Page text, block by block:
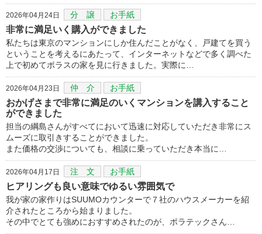
2026年04月24日 分 譲 お手紙
非常に満足いく購入ができました
私たちは東京のマンションにしか住んだことがなく、戸建てを買う
ということを考えるにあたって、インターネットなどで多く調べた
上で初めてポラスの家を見に行きました。実際に…
2026年04月23日 仲 介 お手紙
おかげさまで非常に満足のいくマンションを講入すること
ができました
担当の綱島さんがすべてにおいて迅速に対応していただき非常にス
ムーズに取引きすることができました。
また価格の交渉についても、相談に乗っていただき本当に…
2026年04月17日 注 文 お手紙
ヒアリングも良い意味でゆるい雰囲気で
我が家の家作りはSUUMOカウンターで７社のハウスメーカーを紹
介されたところから始まりました。
その中でとても強めにおすすめされたのが、ポラテックさん…